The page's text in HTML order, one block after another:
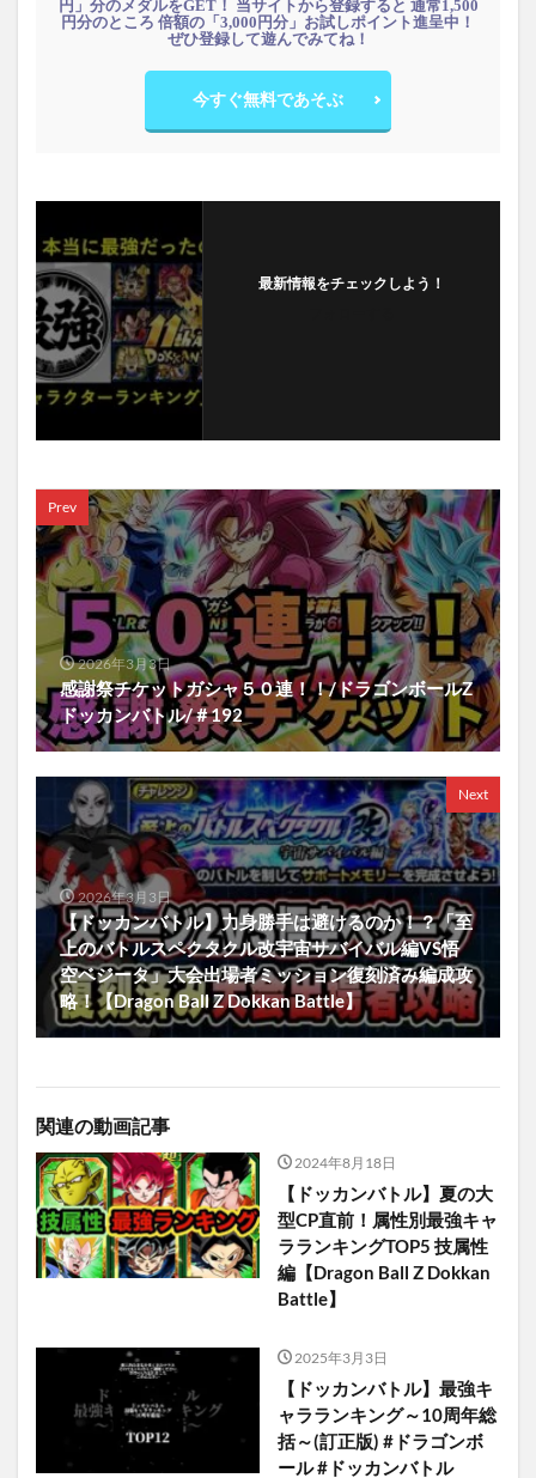
円」分のメダルをGET！ 当サイトから登録すると 通常1,500
円分のところ 倍額の「3,000円分」お試しポイント進呈中！
ぜひ登録して遊んでみてね！
今すぐ無料であそぶ
最新情報をチェックしよう！
Prev
2026年3月3日
感謝祭チケットガシャ５０連！！/ドラゴンボールZ
ドッカンバトル/＃192
Next
2026年3月3日
【ドッカンバトル】力身勝手は避けるのか！？「至
上のバトルスペクタクル改宇宙サバイバル編VS悟
空ベジータ」大会出場者ミッション復刻済み編成攻
略！【Dragon Ball Z Dokkan Battle】
関連の動画記事
2024年8月18日
【ドッカンバトル】夏の大
型CP直前！属性別最強キャ
ラランキングTOP5 技属性
編【Dragon Ball Z Dokkan
Battle】
2025年3月3日
【ドッカンバトル】最強キ
ャラランキング～10周年総
括～(訂正版) #ドラゴンボ
ール #ドッカンバトル